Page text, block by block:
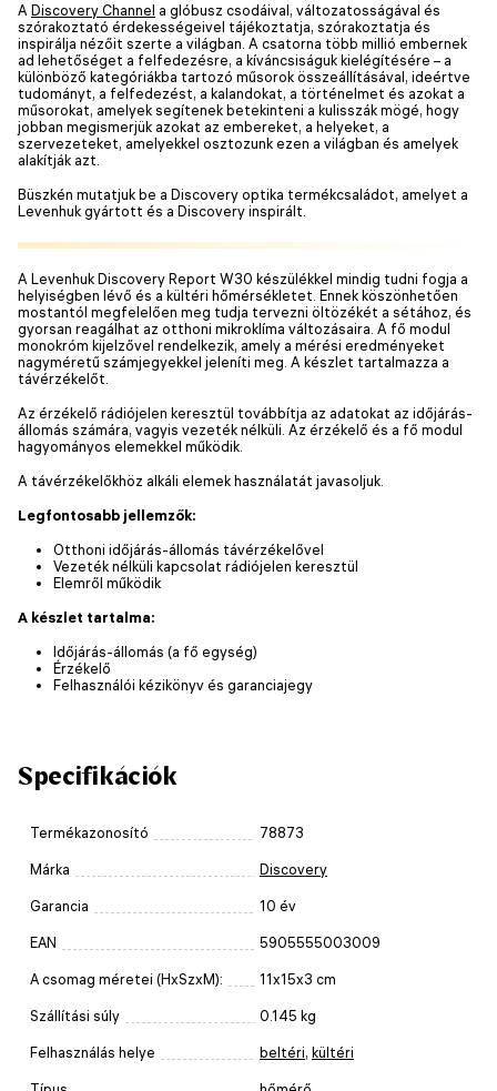
A Discovery Channel a glóbusz csodáival, változatosságával és
szórakoztató érdekességeivel tájékoztatja, szórakoztatja és
inspirálja nézőit szerte a világban. A csatorna több millió embernek
ad lehetőséget a felfedezésre, a kíváncsiságuk kielégítésére – a
különböző kategóriákba tartozó műsorok összeállításával, ideértve
tudományt, a felfedezést, a kalandokat, a történelmet és azokat a
műsorokat, amelyek segítenek betekinteni a kulisszák mögé, hogy
jobban megismerjük azokat az embereket, a helyeket, a
szervezeteket, amelyekkel osztozunk ezen a világban és amelyek
alakítják azt.
Büszkén mutatjuk be a Discovery optika termékcsaládot, amelyet a
Levenhuk gyártott és a Discovery inspirált.
A Levenhuk Discovery Report W30 készülékkel mindig tudni fogja a
helyiségben lévő és a kültéri hőmérsékletet. Ennek köszönhetően
mostantól megfelelően meg tudja tervezni öltözékét a sétához, és
gyorsan reagálhat az otthoni mikroklíma változásaira. A fő modul
monokróm kijelzővel rendelkezik, amely a mérési eredményeket
nagyméretű számjegyekkel jeleníti meg. A készlet tartalmazza a
távérzékelőt.
Az érzékelő rádiójelen keresztül továbbítja az adatokat az időjárás-
állomás számára, vagyis vezeték nélküli. Az érzékelő és a fő modul
hagyományos elemekkel működik.
A távérzékelőkhöz alkáli elemek használatát javasoljuk.
Legfontosabb jellemzők:
Otthoni időjárás-állomás távérzékelővel
Vezeték nélküli kapcsolat rádiójelen keresztül
Elemről működik
A készlet tartalma:
Időjárás-állomás (a fő egység)
Érzékelő
Felhasználói kézikönyv és garanciajegy
Specifikációk
Termékazonosító 78873
Márka Discovery
Garancia 10 év
EAN 5905555003009
A csomag méretei (HxSzxM): 11x15x3 cm
Szállítási súly 0.145 kg
Felhasználás helye beltéri, kültéri